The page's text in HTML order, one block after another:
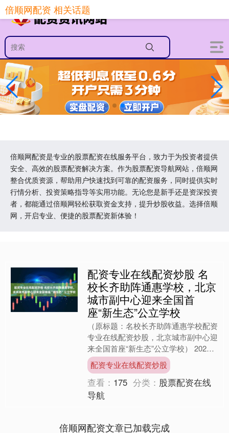
倍顺网配资是专业的股票配资在线服务平台，致力于为投资者提供
安全、高效的股票配资解决方案。作为股票配资导航网站，倍顺网
整合优质资源，帮助用户快速找到可靠的配资服务，同时提供实时
行情分析、投资策略指导等实用功能。无论您是新手还是资深投资
者，都能通过倍顺网轻松获取资金支持，提升炒股收益。选择倍顺
网，开启专业、便捷的股票配资新体验！
倍顺网配资 相关话题
配资专业在线配资炒股 名
校长齐助阵通惠学校，北京
城市副中心迎来全国首
座“新生态”公立学校
（原标题：名校长齐助阵通惠学校配资
专业在线配资炒股，北京城市副中心迎
来全国首座“新生态”公立学校） 2025
年6月6日，合生创展集团旗下缦品牌
与北京新生态教育基....
配资专业在线配资炒股
查看： 175 分类： 股票配资在线
导航
倍顺网配资文章已加载完成